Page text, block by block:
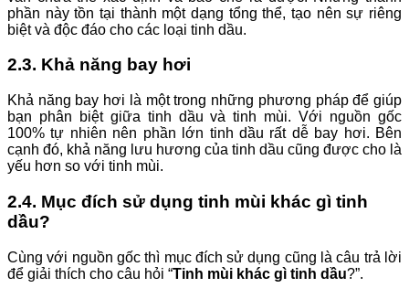
phần này tồn tại thành một dạng tổng thể, tạo nên sự riêng
biệt và độc đáo cho các loại tinh dầu.
2.3. Khả năng bay hơi
Khả năng bay hơi là một trong những phương pháp để giúp
bạn phân biệt giữa tinh dầu và tinh mùi. Với nguồn gốc
100% tự nhiên nên phần lớn tinh dầu rất dễ bay hơi. Bên
cạnh đó, khả năng lưu hương của tinh dầu cũng được cho là
yếu hơn so với tinh mùi.
2.4. Mục đích sử dụng tinh mùi khác gì tinh
dầu?
Cùng với nguồn gốc thì mục đích sử dụng cũng là câu trả lời
để giải thích cho câu hỏi “Tinh mùi khác gì tinh dầu?”.